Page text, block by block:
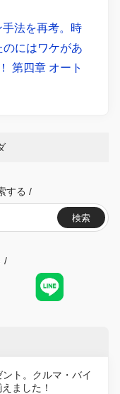
法を再考。時
にはワケがあ
第四章 オート
する /
検索
/
ト。クルマ・バイ
ました！